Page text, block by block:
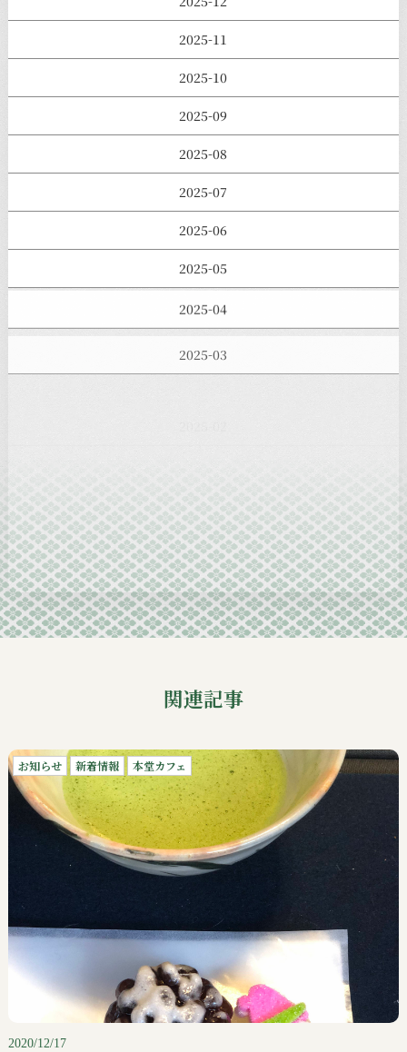
2025-11
2025-10
2025-09
2025-08
2025-07
2025-06
2025-05
2025-04
2024-10
2024-09
関連記事
お知らせ 新着情報 本堂カフェ
2020/12/17